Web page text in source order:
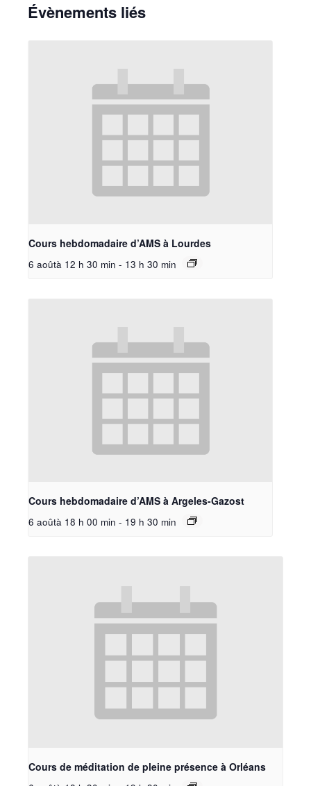
Évènements liés
Cours hebdomadaire d’AMS à Lourdes
6 aoûtà 12 h 30 min - 13 h 30 min
Cours hebdomadaire d’AMS à Argeles-Gazost
6 aoûtà 18 h 00 min - 19 h 30 min
Cours de méditation de pleine présence à Orléans